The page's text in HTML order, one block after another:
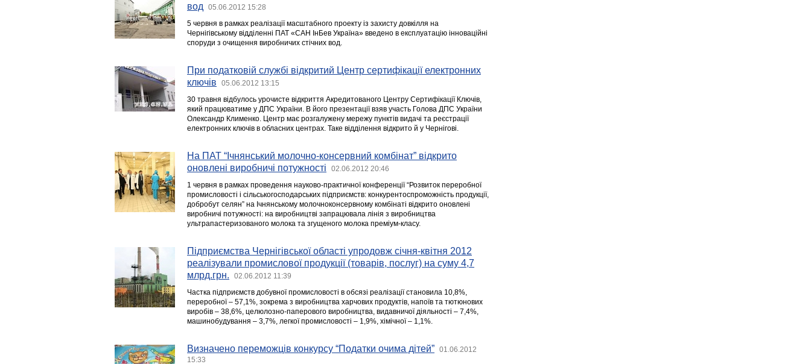
вод
05.06.2012 15:28
5 червня в рамках реалізації масштабного проекту із захисту довкілля на
Чернігівському відділенні ПАТ «САН ІнБев Україна» введено в експлуатацію інноваційні
споруди з очищення виробничих стічних вод.
При податковій службі відкритий Центр сертифікації електронних
ключів
05.06.2012 13:15
30 травня відбулось урочисте відкриття Акредитованого Центру Сертифікації Ключів,
який працюватиме у ДПС України. В його презентації взяв участь Голова ДПС України
Олександр Клименко. Центр має розгалужену мережу пунктів видачі та реєстрації
електронних ключів в обласних центрах. Таке відділення відкрито й у Чернігові.
На ПАТ “Ічнянський молочно-консервний комбінат” відкрито
оновлені виробничі потужності
02.06.2012 20:46
1 червня в рамках проведення науково-практичної конференції “Розвиток переробної
промисловості і сільськогосподарських підприємств: конкурентоспроможність продукції,
добробут селян” на Ічнянському молочноконсервному комбінаті відкрито оновлені
виробничі потужності: на виробництві запрацювала лінія з виробництва
ультрапастеризованого молока та згущеного молока преміум-класу.
Підприємства Чернігівської області упродовж січня-квітня 2012
реалізували промислової продукції (товарів, послуг) на суму 4,7
млрд.грн.
02.06.2012 11:39
Частка підприємств добувної промисловості в обсязі реалізації становила 10,8%,
переробної – 57,1%, зокрема з виробництва харчових продуктів, напоїв та тютюнових
виробів – 38,6%, целюлозно-паперового виробництва, видавничої діяльності – 7,4%,
машинобудування – 3,7%, легкої промисловості – 1,9%, хімічної – 1,1%.
Визначено переможців конкурсу “Податки очима дітей”
01.06.2012
15:33